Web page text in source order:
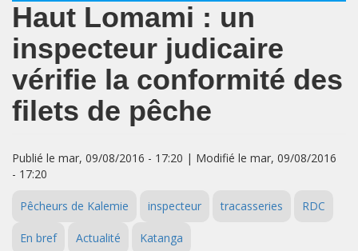
Haut Lomami : un
inspecteur judicaire
vérifie la conformité des
filets de pêche
Publié le mar, 09/08/2016 - 17:20 | Modifié le mar, 09/08/2016
- 17:20
Pêcheurs de Kalemie inspecteur tracasseries RDC
En bref Actualité Katanga